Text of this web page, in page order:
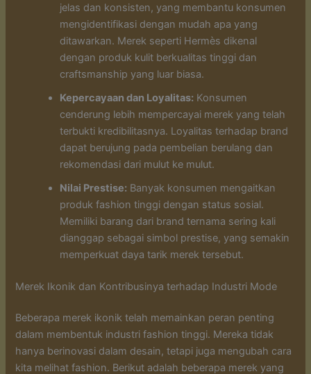
jelas dan konsisten, yang membantu konsumen
mengidentifikasi dengan mudah apa yang
ditawarkan. Merek seperti Hermès dikenal
dengan produk kulit berkualitas tinggi dan
craftsmanship yang luar biasa.
Kepercayaan dan Loyalitas: Konsumen
cenderung lebih mempercayai merek yang telah
terbukti kredibilitasnya. Loyalitas terhadap brand
dapat berujung pada pembelian berulang dan
rekomendasi dari mulut ke mulut.
Nilai Prestise: Banyak konsumen mengaitkan
produk fashion tinggi dengan status sosial.
Memiliki barang dari brand ternama sering kali
dianggap sebagai simbol prestise, yang semakin
memperkuat daya tarik merek tersebut.
Merek Ikonik dan Kontribusinya terhadap Industri Mode
Beberapa merek ikonik telah memainkan peran penting
dalam membentuk industri fashion tinggi. Mereka tidak
hanya berinovasi dalam desain, tetapi juga mengubah cara
kita melihat fashion. Berikut adalah beberapa merek yang